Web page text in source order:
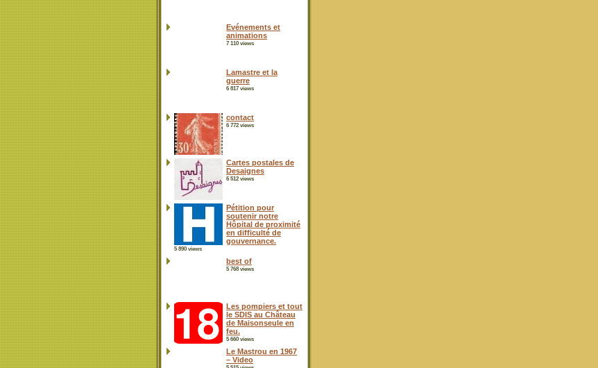
Evénements et
animations
7 110 views
Lamastre et la
guerre
6 817 views
contact
6 772 views
Cartes postales de
Desaignes
6 512 views
Pétition pour
soutenir notre
Hôpital de proximité
en difficulté de
gouvernance.
5 890 views
best of
5 768 views
Les pompiers et tout
le SDIS au Château
de Maisonseule en
feu.
5 660 views
Le Mastrou en 1967
– Video